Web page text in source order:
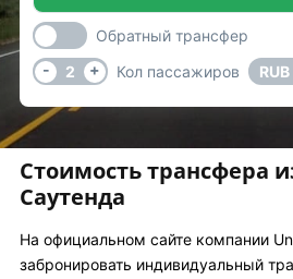
Обратный трансфер
-
2 + Кол пассажиров RUB
Стоимость трансфера
Саутенда
На официальном сайте компании
забронировать индивидуальный